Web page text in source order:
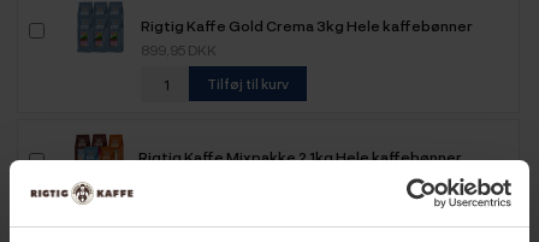
Rigtig Kaffe Gold Crema 3kg Hele kaffebønner
899,95 DKK
Tilføj til kurv
Rigtig Kaffe Mixpakke 2,1kg Hele kaffebønner